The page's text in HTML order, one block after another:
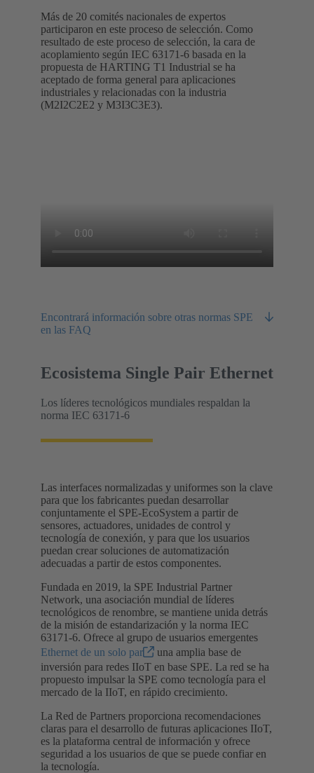
Más de 20 comités nacionales de expertos
participaron en este proceso de selección. Como
resultado de este proceso de selección, la cara de
acoplamiento según IEC 63171-6 basada en la
propuesta de HARTING T1 Industrial se ha
aceptado de forma general para aplicaciones
industriales y relacionadas con la industria
(M2I2C2E2 y M3I3C3E3).
Encontrará información sobre otras normas SPE
en las FAQ
Ecosistema Single Pair Ethernet
Los líderes tecnológicos mundiales respaldan la
norma IEC 63171-6
Las interfaces normalizadas y uniformes son la clave
para que los fabricantes puedan desarrollar
conjuntamente el SPE-EcoSystem a partir de
sensores, actuadores, unidades de control y
tecnología de conexión, y para que los usuarios
puedan crear soluciones de automatización
adecuadas a partir de estos componentes.
Fundada en 2019, la SPE Industrial Partner
Network, una asociación mundial de líderes
tecnológicos de renombre, se mantiene unida detrás
de la misión de estandarización y la norma IEC
63171-6. Ofrece al grupo de usuarios emergentes
Ethernet de un solo par
una amplia base de
inversión para redes IIoT en base SPE. La red se ha
propuesto impulsar la SPE como tecnología para el
mercado de la IIoT, en rápido crecimiento.
La Red de Partners proporciona recomendaciones
claras para el desarrollo de futuras aplicaciones IIoT,
es la plataforma central de información y ofrece
seguridad a los usuarios de que se puede confiar en
la tecnología.